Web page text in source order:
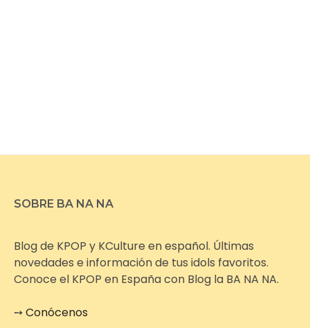
SOBRE BA NA NA
Blog de KPOP y KCulture en español. Últimas
novedades e información de tus idols favoritos.
Conoce el KPOP en España con Blog la BA NA NA.
➙Conócenos